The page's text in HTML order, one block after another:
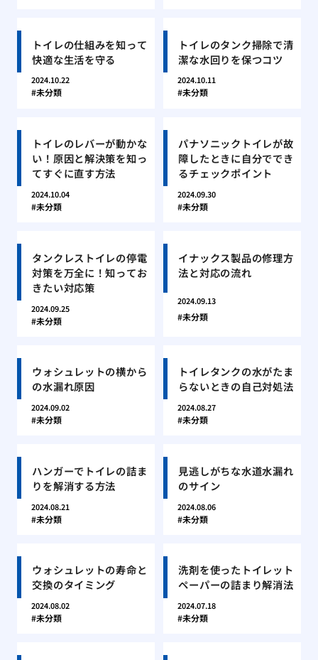
トイレの仕組みを知って
快適な生活を守る
2024.10.22
未分類
トイレのタンク掃除で清
潔な水回りを保つコツ
2024.10.11
未分類
トイレのレバーが動かな
い！原因と解決策を知っ
てすぐに直す方法
2024.10.04
未分類
パナソニックトイレが故
障したときに自分ででき
るチェックポイント
2024.09.30
未分類
タンクレストイレの停電
対策を万全に！知ってお
きたい対応策
2024.09.25
未分類
イナックス製品の修理方
法と対応の流れ
2024.09.13
未分類
ウォシュレットの横から
の水漏れ原因
2024.09.02
未分類
トイレタンクの水がたま
らないときの自己対処法
2024.08.27
未分類
ハンガーでトイレの詰ま
りを解消する方法
2024.08.21
未分類
見逃しがちな水道水漏れ
のサイン
2024.08.06
未分類
ウォシュレットの寿命と
交換のタイミング
2024.08.02
未分類
洗剤を使ったトイレット
ペーパーの詰まり解消法
2024.07.18
未分類